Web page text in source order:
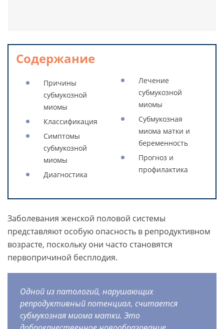
Содержание
Причины
субмукозной
миомы
Классификация
Симптомы
субмукозной
миомы
Диагностика
Лечение
субмукозной
миомы
Субмукозная
миома матки и
беременность
Прогноз и
профилактика
Заболевания женской половой системы
представляют особую опасность в репродуктивном
возрасте, поскольку они часто становятся
первопричиной бесплодия.
Одной из патологий, нарушающих
репродуктивный потенциал, считается
субмукозная миома матки. Это